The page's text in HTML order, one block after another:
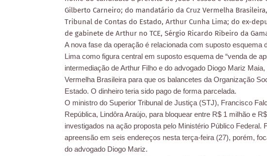
Gilberto Carneiro; do mandatário da Cruz Vermelha
Tribunal de Contas do Estado, Arthur Cunha Lima; do ex-
de gabinete de Arthur no TCE, Sérgio Ricardo Ribeiro da
A nova fase da operação é relacionada com suposto esquema
Lima como figura central em suposto esquema de “venda de
intermediação de Arthur Filho e do advogado Diogo Mariz
Vermelha Brasileira para que os balancetes da Organização
Estado. O dinheiro teria sido pago de forma parcelada.
O ministro do Superior Tribunal de Justiça (STJ), Francisco
República, Lindôra Araújo, para bloquear entre R$ 1 milhão e
investigados na ação proposta pelo Ministério Público
apreensão em seis endereços nesta terça-feira (27), porém,
do advogado Diogo Mariz.